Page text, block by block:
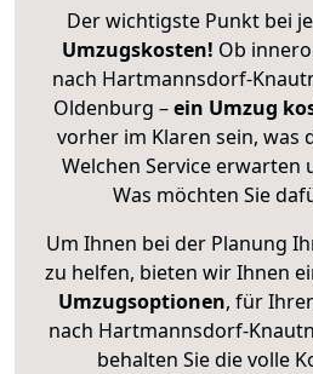
Der wichtigste Punkt bei
Umzugskosten! Ob
nach Hartmannsdorf-
Oldenburg –ein Umzug
vorher im Klaren sein, was
Welchen Service erwarten
Was möchten Sie
Um Ihnen bei der Planung
zu helfen, bieten wir Ihnen
Umzugsoptionen, für
nach Hartmannsdorf-
behalten Sie die volle